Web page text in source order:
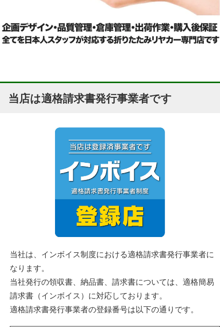
当店は適格請求書発行事業者です
当社は、インボイス制度における適格請求書発行事業者に
なります。
当社発行の領収書、納品書、請求書については、適格簡易
請求書（インボイス）に対応しております。
適格請求書発行事業者の登録番号は以下の通りです。